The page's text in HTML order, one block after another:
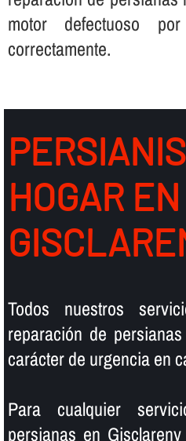
motor defectuoso
correctamente.
HOGAR EN
Todos nuestros
reparación de
carácter de urgencia en
Para cualquier
persianas en